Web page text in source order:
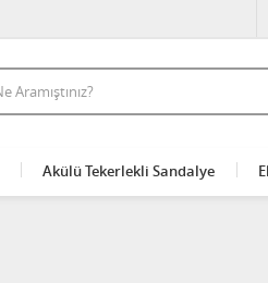
Akülü Tekerlekli Sandalye